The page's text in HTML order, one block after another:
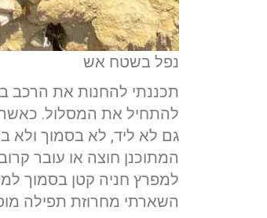
נפל בשטח אש
להתחיל את המסלול.
גם לא ליד, לא בסמוך ולא
למפרץ חניה קטן בסמוך
השארתי מחרוזת תפילה